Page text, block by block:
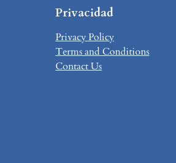
Privacidad
Privacy Policy
Terms and Conditions
Contact Us